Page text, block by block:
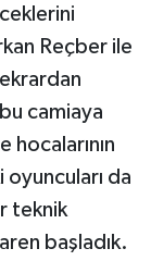
Reçber ile
camiaya
oyuncuları da
teknik
başladık.